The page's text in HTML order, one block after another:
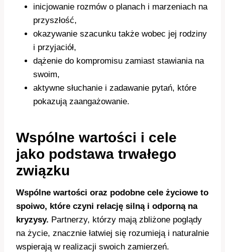
inicjowanie rozmów o planach i marzeniach na
przyszłość,
okazywanie szacunku także wobec jej rodziny
i przyjaciół,
dążenie do kompromisu zamiast stawiania na
swoim,
aktywne słuchanie i zadawanie pytań, które
pokazują zaangażowanie.
Wspólne wartości i cele
jako podstawa trwałego
związku
Wspólne wartości oraz podobne cele życiowe to
spoiwo, które czyni relację silną i odporną na
kryzysy. Partnerzy, którzy mają zbliżone poglądy
na życie, znacznie łatwiej się rozumieją i naturalnie
wspierają w realizacji swoich zamierzeń.